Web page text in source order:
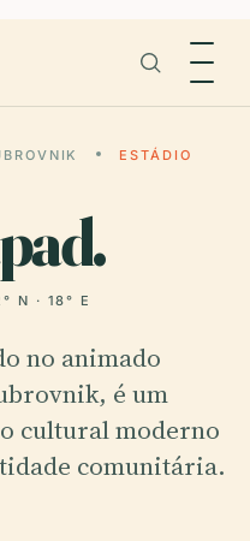
ESTÁDIO
N · 18° E
no animado
é um
cultural moderno
comunitária.